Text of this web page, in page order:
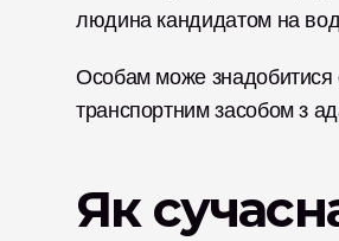
людина кандидатом на
Особам може знадобитися
транспортним засобом з
Як